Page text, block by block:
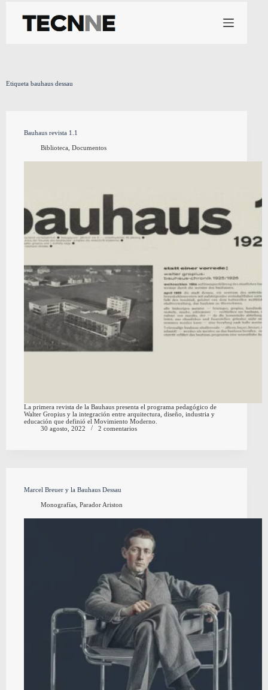
contenido
Etiqueta bauhaus dessau
Bauhaus revista 1.1
Biblioteca, Documentos
La primera revista de la Bauhaus presenta el programa pedagógico de
Walter Gropius y la integración entre arquitectura, diseño, industria y
educación que definió el Movimiento Moderno.
30 agosto, 2022
2 comentarios
Marcel Breuer y la Bauhaus Dessau
Monografías, Parador Ariston